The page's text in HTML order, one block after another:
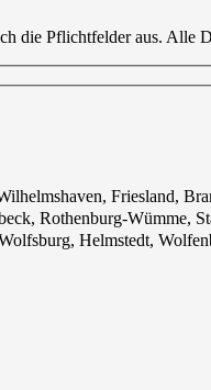
die Pflichtfelder aus. Alle
Friesland,
Rothenburg-
Helmstedt,